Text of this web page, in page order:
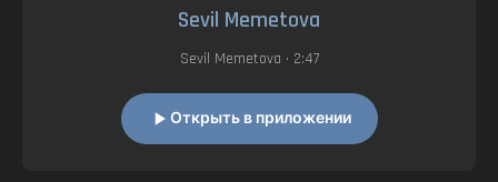
Sevil Memetova
Sevil Memetova • 2:47
Открыть в приложении